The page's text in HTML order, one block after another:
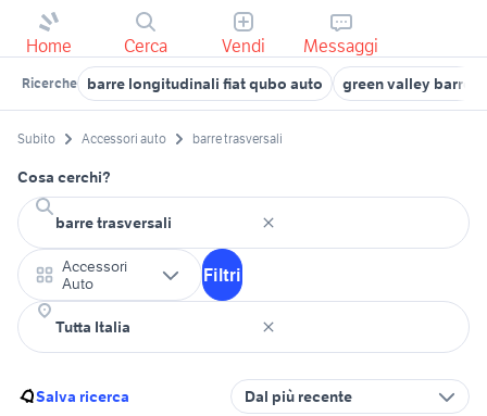
Home Cerca Vendi Messaggi
Ricerche barre longitudinali fiat qubo auto green valley barre
Subito Accessori auto barre trasversali
Cosa cerchi?
Accessori
Auto
Filtri
Salva ricerca Dal più recente